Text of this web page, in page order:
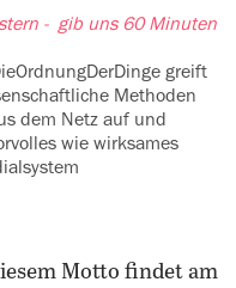
greift
Methoden
dem Netz auf und
wie wirksames
Motto findet am